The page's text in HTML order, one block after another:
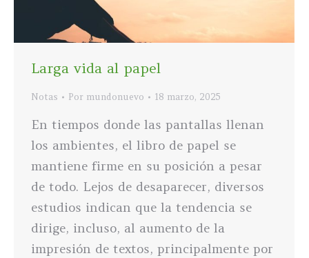
Larga vida al papel
Notas Por mundonuevo 18 marzo, 2025
En tiempos donde las pantallas llenan
los ambientes, el libro de papel se
mantiene firme en su posición a pesar
de todo. Lejos de desaparecer, diversos
estudios indican que la tendencia se
dirige, incluso, al aumento de la
impresión de textos, principalmente por